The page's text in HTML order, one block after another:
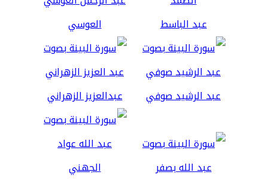
عبد الباسط العوسي
عبد الرشيد صوفي عبدالعزيز الزهراني